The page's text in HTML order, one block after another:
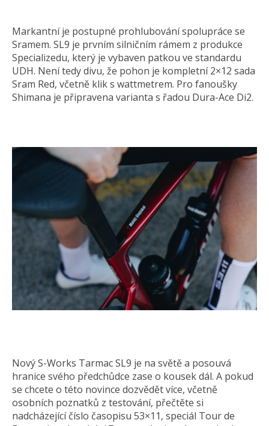
Markantní je postupné prohlubování spolupráce se
Sramem. SL9 je prvním silničním rámem z produkce
Specializedu, který je vybaven patkou ve standardu
UDH. Není tedy divu, že pohon je kompletní 2×12 sada
Sram Red, včetně klik s wattmetrem. Pro fanoušky
Shimana je připravena varianta s řadou Dura-Ace Di2.
Nový S-Works Tarmac SL9 je na světě a posouvá
hranice svého předchůdce zase o kousek dál. A pokud
se chcete o této novince dozvědět více, včetně
osobních poznatků z testování, přečtěte si
nadcházející číslo časopisu 53×11, speciál Tour de